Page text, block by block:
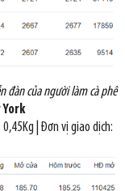
đàn của người làm cà phê
| Đơn vị giao dịch: